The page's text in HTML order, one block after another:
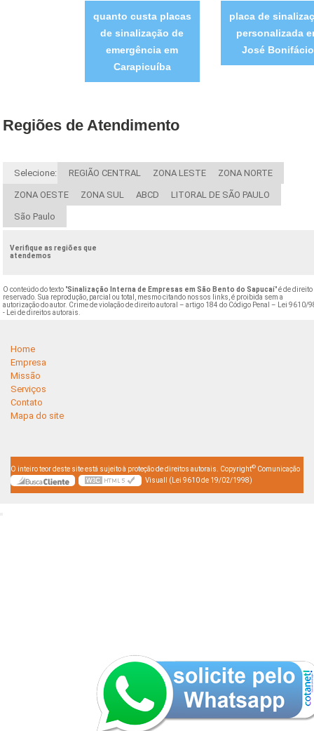
quanto custa placas
de sinalização de
emergência em
Carapicuíba
placa de
personalizada
José Bonifácio
Regiões de Atendimento
Selecione: REGIÃO CENTRAL ZONA LESTE ZONA NORTE
ZONA OESTE ZONA SUL ABCD LITORAL DE SÃO PAULO
São Paulo
Verifique as regiões que
atendemos
O conteúdo do texto "Sinalização Interna de Empresas em São Bento do Sapucaí" é de direito
reservado. Sua reprodução, parcial ou total, mesmo citando nossos links, é proibida sem a
autorização do autor. Crime de violação de direito autoral – artigo 184 do Código Penal –
Lei 9610/
- Lei de direitos autorais
Home
Empresa
Missão
Serviços
Contato
Mapa do site
O inteiro teor deste site está sujeito à proteção de direitos autorais. Copyright© Comunicação
Visuall (Lei 9610 de 19/02/1998)